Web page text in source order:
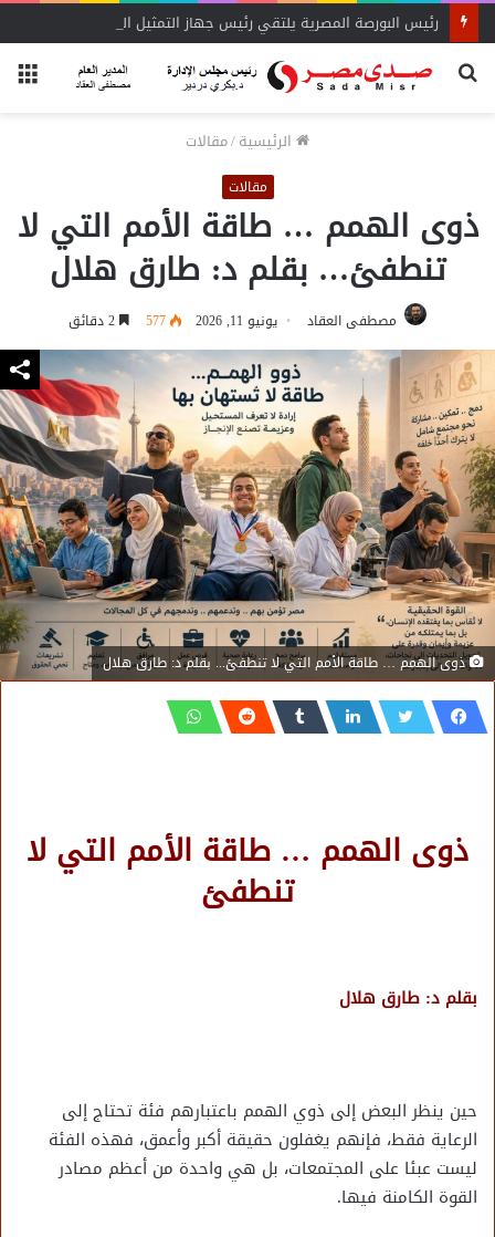
رئيس البورصة المصرية يلتقي رئيس جهاز التمثيل التجاري
بحث
الرئيسية/مقالات
مقالات
ذوى الهمم … طاقة الأمم التي لا
تنطفئ… بقلم د: طارق هلال
مصطفى العقاد يونيو 11, 2026 577
ذوى الهمم … طاقة الأمم التي لا تنطفئ... بقلم د: طارق هلال
ذوى الهمم … طاقة الأمم التي لا
تنطفئ
بقلم د: طارق هلال
حين ينظر البعض إلى ذوي الهمم باعتبارهم فئة تحتاج إلى
الرعاية فقط، فإنهم يغفلون حقيقة أكبر وأعمق، فهذه الفئة
ليست عبئا على المجتمعات، بل هي واحدة من أعظم مصادر
القوة الكامنة فيها.